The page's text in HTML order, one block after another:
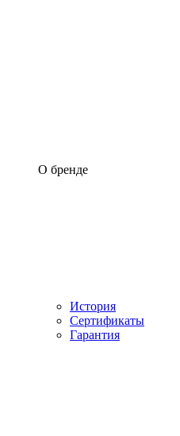
О бренде
История
Сертификаты
Гарантия